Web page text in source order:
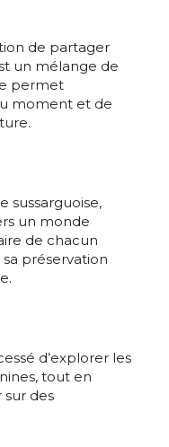
de partager
un mélange de
permet
moment et de
sussarguoise,
un monde
de chacun
préservation
d’explorer les
tout en
sur des